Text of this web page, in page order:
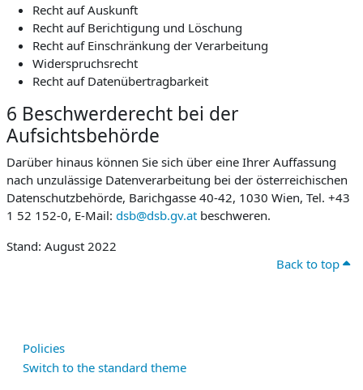
Recht auf Auskunft
Recht auf Berichtigung und Löschung
Recht auf Einschränkung der Verarbeitung
Widerspruchsrecht
Recht auf Datenübertragbarkeit
6 Beschwerderecht bei der
Aufsichtsbehörde
Darüber hinaus können Sie sich über eine Ihrer Auffassung
nach unzulässige Datenverarbeitung bei der österreichischen
Datenschutzbehörde, Barichgasse 40-42, 1030 Wien, Tel. +43
1 52 152-0, E-Mail: dsb@dsb.gv.at beschweren.
Stand: August 2022
Back to top
Policies
Switch to the standard theme